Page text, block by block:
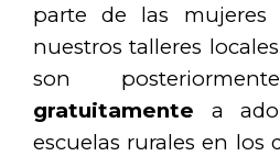
parte de las mujeres
nuestros talleres
son
gratuitamente a
escuelas rurales en los